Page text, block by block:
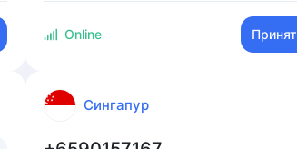
Online
Сингапур